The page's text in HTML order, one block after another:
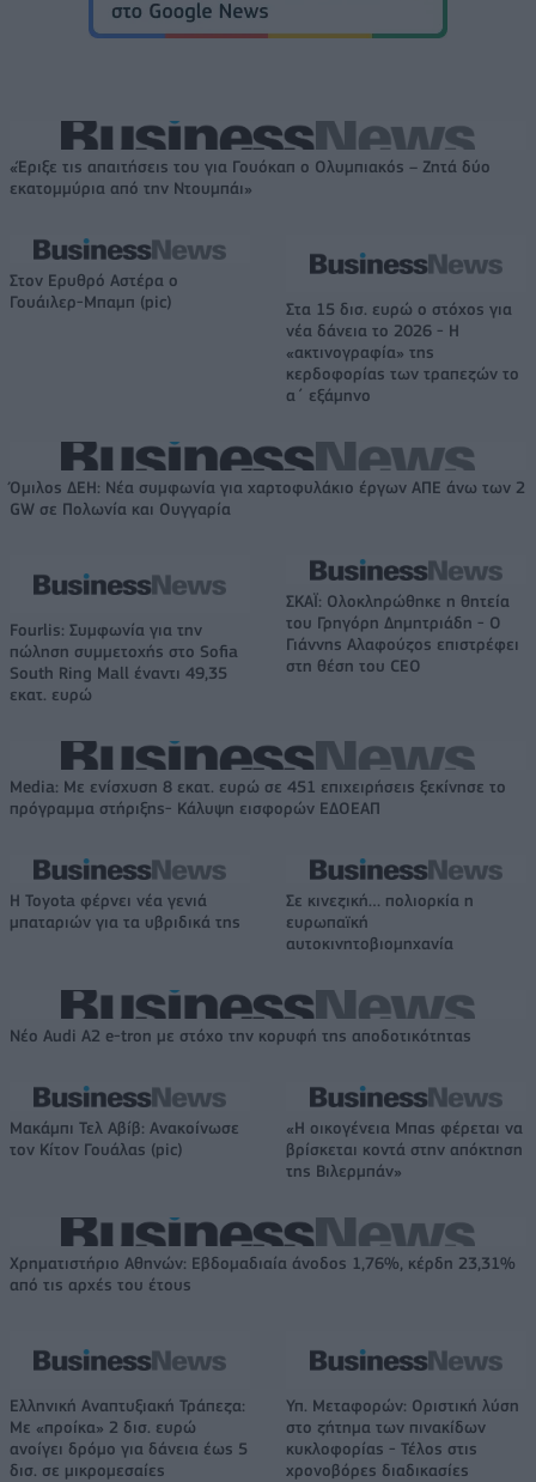
«Έριξε τις απαιτήσεις του για Γουόκαπ ο Ολυμπιακός – Ζητά δύο
εκατομμύρια από την Ντουμπάι»
Στον Ερυθρό Αστέρα ο
Γουάιλερ-Μπαμπ (pic)
Στα 15 δισ. ευρώ ο στόχος για
νέα δάνεια το 2026 - Η
«ακτινογραφία» της
κερδοφορίας των τραπεζών το
α΄ εξάμηνο
Όμιλος ΔΕΗ: Νέα συμφωνία για χαρτοφυλάκιο έργων ΑΠΕ άνω των 2
GW σε Πολωνία και Ουγγαρία
Fourlis: Συμφωνία για την
πώληση συμμετοχής στο Sofia
South Ring Mall έναντι 49,35
εκατ. ευρώ
ΣΚΑΪ: Ολοκληρώθηκε η θητεία
του Γρηγόρη Δημητριάδη - Ο
Γιάννης Αλαφούζος επιστρέφει
στη θέση του CEO
Media: Με ενίσχυση 8 εκατ. ευρώ σε 451 επιχειρήσεις ξεκίνησε το
πρόγραμμα στήριξης- Κάλυψη εισφορών ΕΔΟΕΑΠ
Η Toyota φέρνει νέα γενιά
μπαταριών για τα υβριδικά της
Σε κινεζική… πολιορκία η
ευρωπαϊκή
αυτοκινητοβιομηχανία
Νέο Audi A2 e-tron με στόχο την κορυφή της αποδοτικότητας
Μακάμπι Τελ Αβίβ: Ανακοίνωσε
τον Κίτον Γουάλας (pic)
«Η οικογένεια Μπας φέρεται να
βρίσκεται κοντά στην απόκτηση
της Βιλερμπάν»
Χρηματιστήριο Αθηνών: Εβδομαδιαία άνοδος 1,76%, κέρδη 23,31%
από τις αρχές του έτους
Ελληνική Αναπτυξιακή Τράπεζα:
Με «προίκα» 2 δισ. ευρώ
ανοίγει δρόμο για δάνεια έως 5
δισ. σε μικρομεσαίες
Υπ. Μεταφορών: Οριστική λύση
στο ζήτημα των πινακίδων
κυκλοφορίας - Τέλος στις
χρονοβόρες διαδικασίες